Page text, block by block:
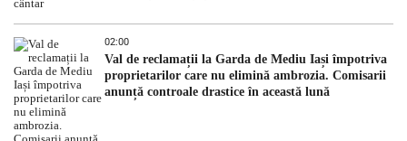
02:00
Val de reclamații la Garda de Mediu Iași împotriva
proprietarilor care nu elimină ambrozia. Comisarii
anunță controale drastice în această lună